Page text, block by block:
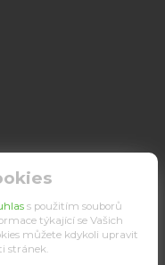
s použitím souborů
týkající se Vašich
můžete kdykoli upravit
stránek.